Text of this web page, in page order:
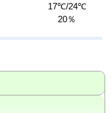
17℃/24℃
20％